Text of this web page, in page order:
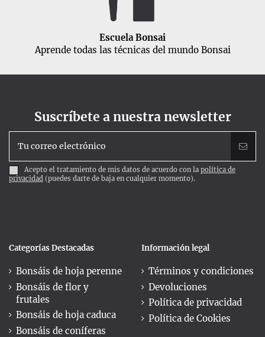
Escuela Bonsai
Aprende todas las técnicas del mundo Bonsai
Suscríbete a nuestra newsletter
Acepto el tratamiento de mis datos de acuerdo con la política de
privacidad (puedes darte de baja en cualquier momento).
Categorías Destacadas
Bonsáis de hoja perenne
Bonsáis de flor y
frutales
Bonsáis de hoja caduca
Bonsáis de coníferas
Información legal
Términos y condiciones
Devoluciones
Política de privacidad
Política de Cookies